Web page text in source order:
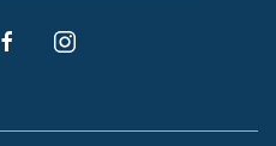
facebookinstagram